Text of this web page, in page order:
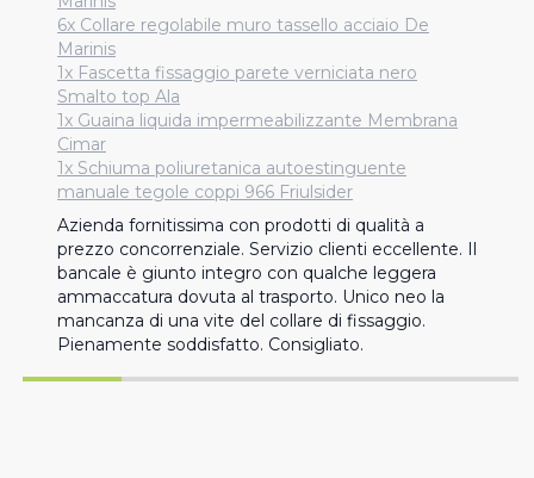
6x Collare regolabile muro tassello acciaio De
Marinis
1x Fascetta fissaggio parete verniciata nero
Smalto top Ala
1x Guaina liquida impermeabilizzante Membrana
Cimar
1x Schiuma poliuretanica autoestinguente
manuale tegole coppi 966 Friulsider
Azienda fornitissima con prodotti di qualità a
prezzo concorrenziale. Servizio clienti eccellente. Il
bancale è giunto integro con qualche leggera
ammaccatura dovuta al trasporto. Unico neo la
mancanza di una vite del collare di fissaggio.
Pienamente soddisfatto. Consigliato.